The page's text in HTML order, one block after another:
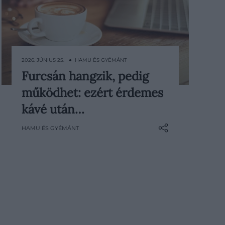
A legtöbben úgy gondolunk a
kávéra és az alvásra, mint két
egymásnak ellentmondó dolog. Ha
iszunk, ha fáradtak vagyunk,
2026. JÚNIUS 25. ● HAMU ÉS GYÉMÁNT
Furcsán hangzik, pedig
működhet: ezért érdemes
kávé után…
HAMU ÉS GYÉMÁNT